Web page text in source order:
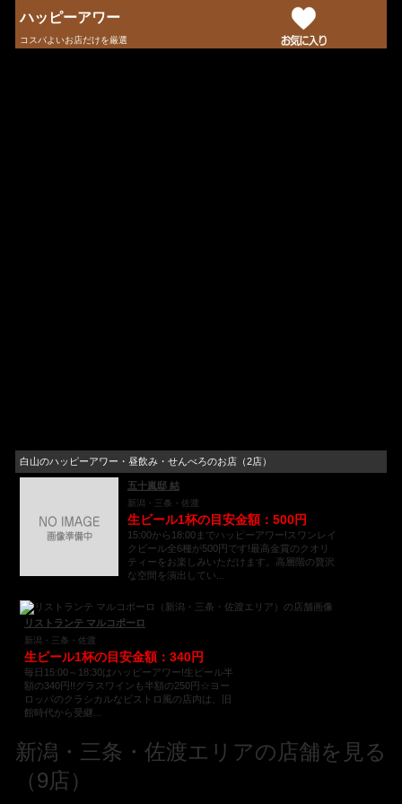
ハッピーアワー
コスパよいお店だけを厳選
白山のハッピーアワー・昼飲み・せんべろのお店（2店）
五十嵐邸 結
新潟・三条・佐渡
生ビール1杯の目安金額：500円
15:00から18:00までハッピーアワー!スワンレイ
クビール全6種が500円です!最高金賞のクオリ
ティーをお楽しみいただけます。高層階の贅沢
な空間を演出してい...
リストランテ マルコポーロ
新潟・三条・佐渡
生ビール1杯の目安金額：340円
毎日15:00～18:30はハッピーアワー!生ビール半
額の340円!!グラスワインも半額の250円☆ヨー
ロッパのクラシカルなビストロ風の店内は、旧
館時代から受継...
新潟・三条・佐渡エリアの店舗を見る
（9店）